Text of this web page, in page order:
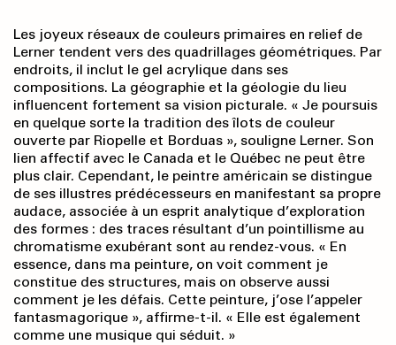
Les joyeux réseaux de couleurs primaires en relief de
Lerner tendent vers des quadrillages géométriques. Par
endroits, il inclut le gel acrylique dans ses
compositions. La géographie et la géologie du lieu
influencent fortement sa vision picturale. « Je poursuis
en quelque sorte la tradition des îlots de couleur
ouverte par Riopelle et Borduas », souligne Lerner. Son
lien affectif avec le Canada et le Québec ne peut être
plus clair. Cependant, le peintre américain se distingue
de ses illustres prédécesseurs en manifestant sa propre
audace, associée à un esprit analytique d’exploration
des formes : des traces résultant d’un pointillisme au
chromatisme exubérant sont au rendez-vous. « En
essence, dans ma peinture, on voit comment je
constitue des structures, mais on observe aussi
comment je les défais. Cette peinture, j’ose l’appeler
fantasmagorique », affirme-t-il. « Elle est également
comme une musique qui séduit. »